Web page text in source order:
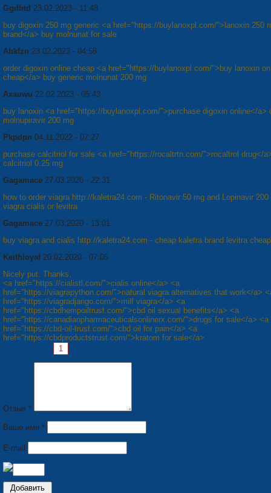
Ggdbtd 23.02.2023 - 11:48
buy digoxin 250 mg generic <a href="https://buylanoxpl.com/">lanoxin 250
brand</a> buy molnunat for sale
Abkfzn 23.02.2023 - 04:58
order digoxin online cheap <a href="https://buylanoxpl.com/">buy lanoxin
cheap</a> buy generic molnunat 200 mg
Axauwu 22.02.2023 - 05:43
buy lanoxin <a href="https://buylanoxpl.com/">purchase digoxin online</a>
molnupiravir 200 mg
Pkpdpn 04.11.2022 - 07:27
purchase calcitriol for sale <a href="https://rocaltrtn.com/">rocaltrol drug</
calcitriol 0.25 mg
Gagamace 27.03.2020 - 22:31
how to order viagra http://kaletra24.com - Ritonavir 50 mg and Lopinavir 200
viagra cialis or levitra
Gagamace 27.03.2020 - 13:01
buy viagra and cialis http://kaletra24.com - cheap kaletra brand levitra cheap
Keithloyaf 20.02.2020 - 07:05
Nicely put. Thanks.
<a href="https://cialistl.com/">cialis online</a> <a
href="https://viagrapython.com/">natural viagra alternatives that work</a>
href="https://viagradjango.com/">milf viagra</a> <a
href="https://cbdhempoiltrust.com/">cbd oil sexual benefits</a> <a
href="https://canadianpharmaceuticalsonlinerx.com/">drugs for sale</a> <a
href="https://cbd-oil-trust.com/">cbd oil for pain</a> <a
href="https://cbdproductstrust.com/">kratom for sale</a>
1
Отзыв *
Ваше имя *
E-mail